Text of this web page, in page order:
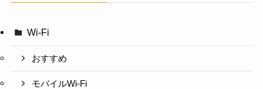
Wi-Fi
おすすめ
モバイルWi-Fi